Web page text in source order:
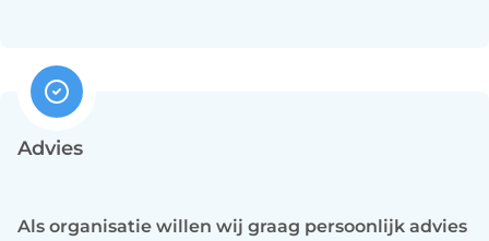
Advies
Als organisatie willen wij graag persoonlijk advies